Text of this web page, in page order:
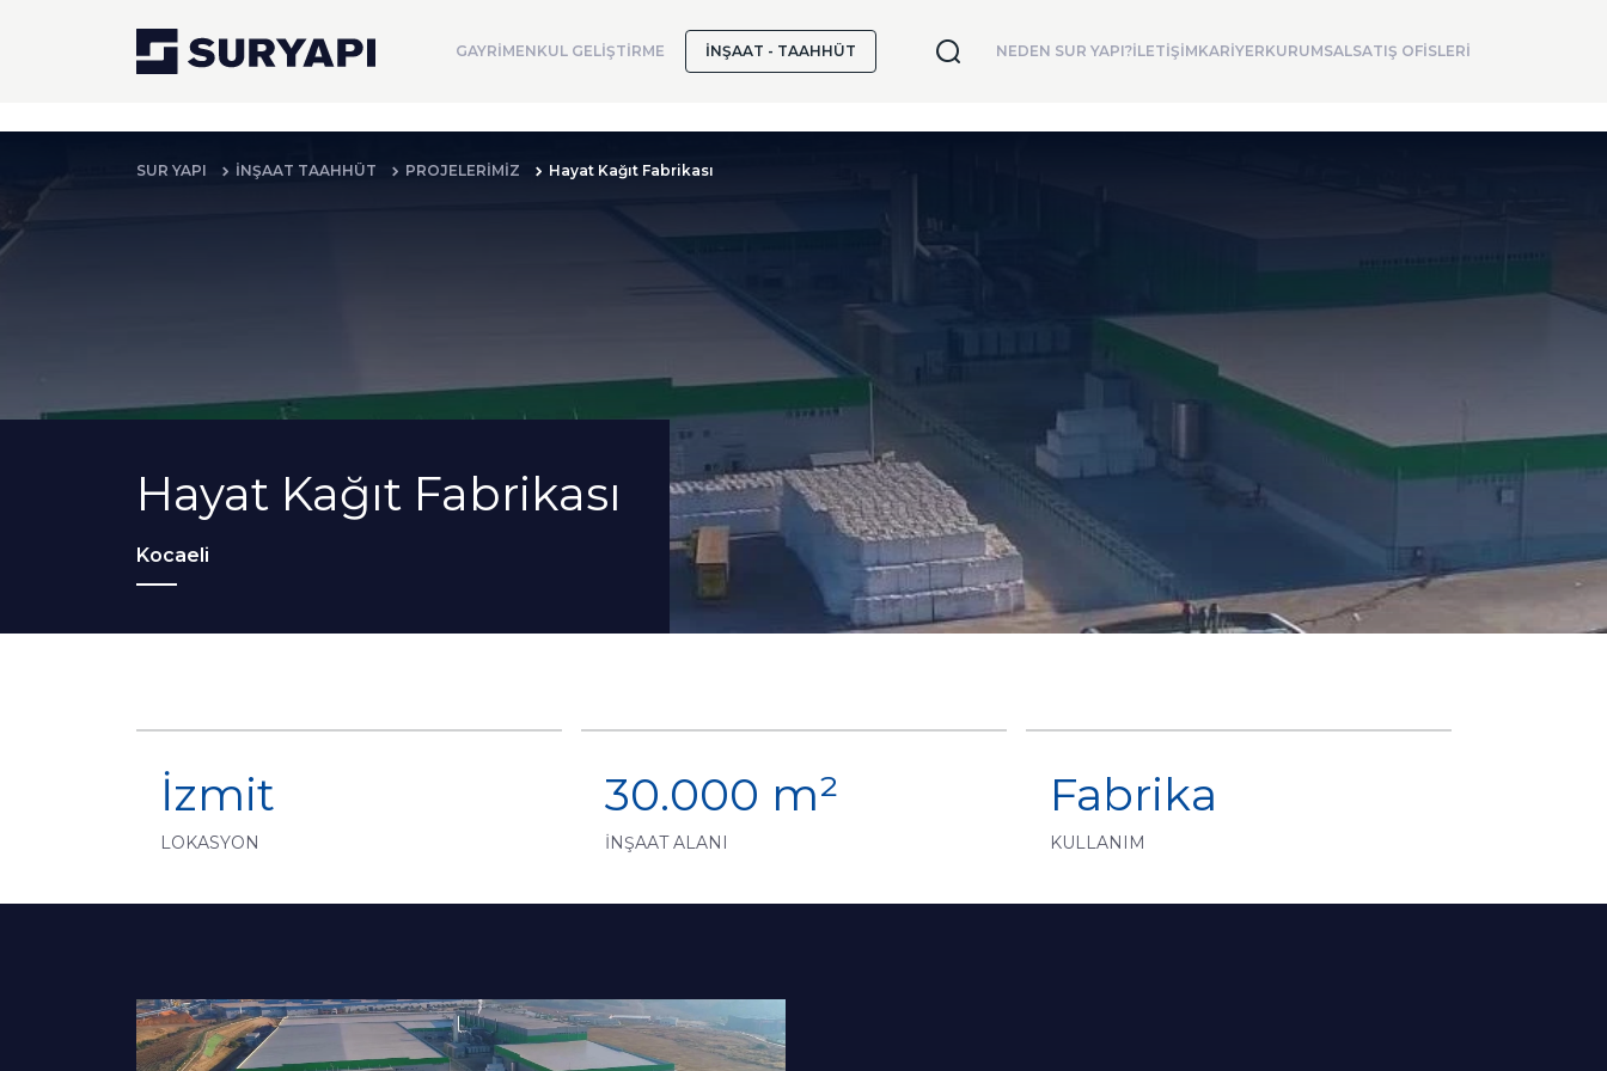
GAYRİMENKUL GELİŞTİRME İNŞAAT - TAAHHÜT NEDEN SUR YAPI?İLETİŞİMKARİYERKURUMSALSATIŞ OFİSLERİ
SUR YAPI İNŞAAT TAAHHÜT PROJELERİMİZ Hayat Kağıt Fabrikası
Hayat Kağıt Fabrikası
Kocaeli
İzmit
LOKASYON
30.000 m²
İNŞAAT ALANI
Fabrika
KULLANIM